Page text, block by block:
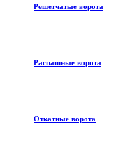
Решетчатые ворота
Распашные ворота
Откатные ворота